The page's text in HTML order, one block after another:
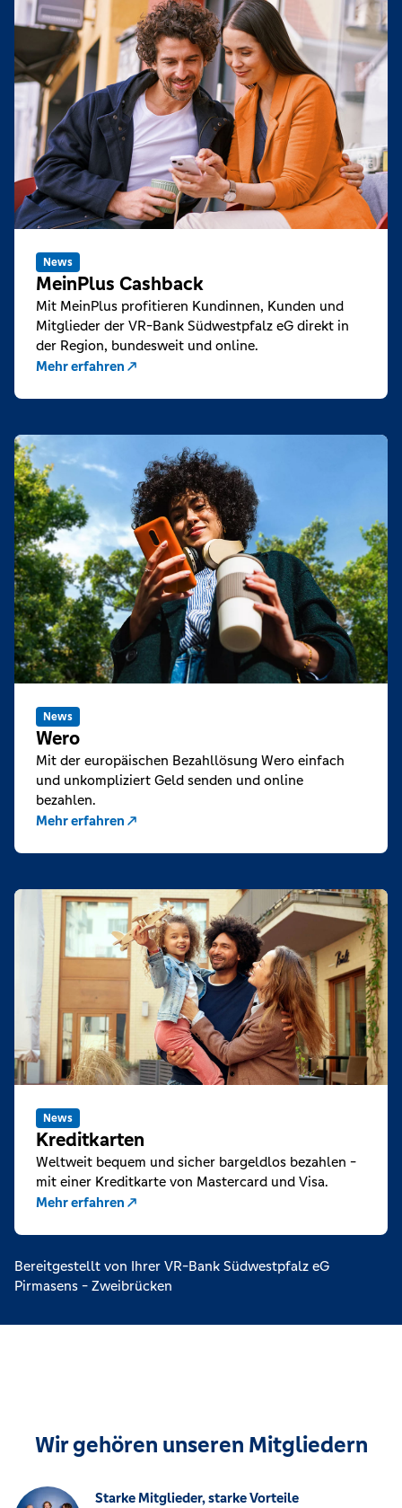
News
MeinPlus Cashback
Mit MeinPlus profitieren Kundinnen, Kunden und
Mitglieder der VR-Bank Südwestpfalz eG direkt in
der Region, bundesweit und online.
Mehr erfahren
News
Wero
Mit der europäischen Bezahllösung Wero einfach
und unkompliziert Geld senden und online
bezahlen.
Mehr erfahren
News
Kreditkarten
Weltweit bequem und sicher bargeldlos bezahlen -
mit einer Kreditkarte von Mastercard und Visa.
Mehr erfahren
Bereitgestellt von Ihrer VR-Bank Südwestpfalz eG
Pirmasens - Zweibrücken
Wir gehören unseren Mitgliedern
Starke Mitglieder, starke Vorteile